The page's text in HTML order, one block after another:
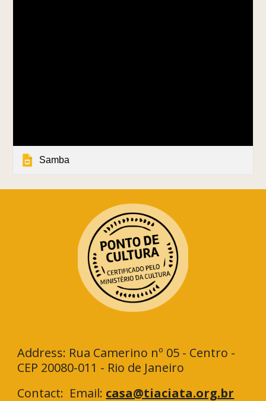
Samba
Address: Rua Camerino nº 05 - Centro -
CEP 20080-011 - Rio de Janeiro
Contact: Email: casa@tiaciata.org.br